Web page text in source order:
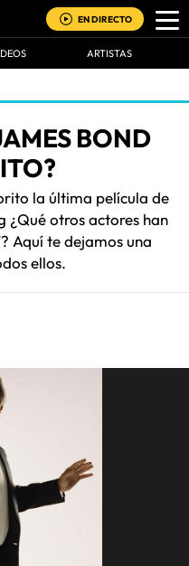
EN DIRECTO
ARTISTAS
BOND
la última película de
¿Qué otros actores han
Aquí te dejamos una
ellos.